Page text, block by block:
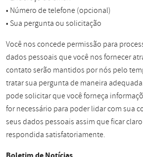
• Número de telefone (opcional)
• Sua pergunta ou solicitação
Você nos concede permissão para
dados pessoais que você nos fornecer
contato serão mantidos por nós pelo
tratar sua pergunta de maneira
pode solicitar que você forneça
for necessário para poder lidar com sua
seus dados pessoais assim que ficar
respondida satisfatoriamente.